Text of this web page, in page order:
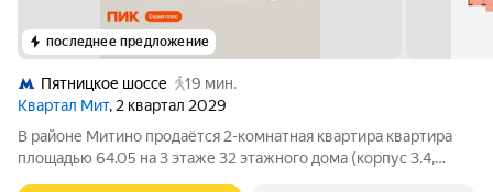
последнее предложение
Пятницкое шоссе
19 мин.
Квартал Мит, 2 квартал 2029
В районе Митино продаётся 2-комнатная квартира квартира
площадью 64.05 на 3 этаже 32 этажного дома (корпус 3.4,